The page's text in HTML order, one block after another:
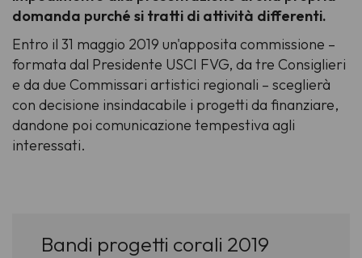
domanda purché si tratti di attività differenti.
Entro il 31 maggio 2019 un'apposita commissione –
formata dal Presidente USCI FVG, da tre Consiglieri
e da due Commissari artistici regionali – sceglierà
con decisione insindacabile i progetti da finanziare,
dandone poi comunicazione tempestiva agli
interessati.
Bandi progetti corali 2019